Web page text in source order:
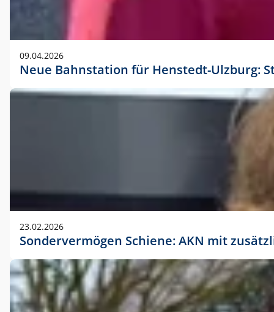
09.04.2026
Neue Bahnstation für Henstedt-Ulzburg:
23.02.2026
Sondervermögen Schiene: AKN mit